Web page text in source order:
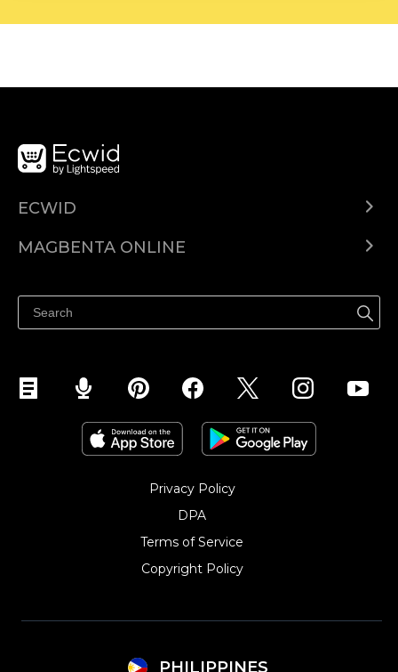
ECWID
Help center
MAGBENTA ONLINE
Ibenta sa Facebook
Privacy Policy
DPA
Terms of Service
Copyright Policy‎
PHILIPPINES